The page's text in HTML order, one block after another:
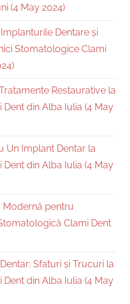
(4 May 2024)
Dentare și
Stomatologice Clami
Restaurative la
din Alba Iulia (4 May
Un Implant Dentar la
din Alba Iulia (4 May
Modernă pentru
Clami Dent
Sfaturi și Trucuri la
din Alba Iulia (4 May